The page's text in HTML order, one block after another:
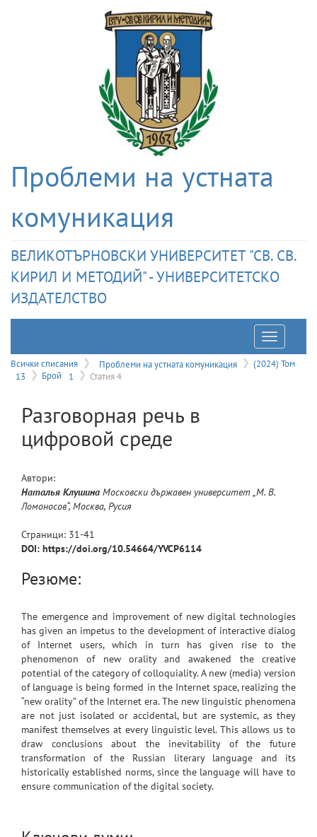
Проблеми на устната
комуникация
ВЕЛИКОТЪРНОВСКИ УНИВЕРСИТЕТ "СВ. СВ.
КИРИЛ И МЕТОДИЙ" - УНИВЕРСИТЕТСКО
ИЗДАТЕЛСТВО
Отваряне
на
Всички списания Проблеми на устната комуникация
(2024) Том
13
Брой 1 Статия 4
Разговорная речь в
цифровой среде
Автори:
Наталья Клушина Московски държавен университет „М. В.
Ломоносов“, Москва, Русия
Страници: 31-41
DOI: https://doi.org/10.54664/YVCP6114
Резюме:
The emergence and improvement of new digital technologies
has given an impetus to the development of interactive dialog
of Internet users, which in turn has given rise to the
phenomenon of new orality and awakened the creative
potential of the category of colloquiality. A new (media) version
of language is being formed in the Internet space, realizing the
“new orality” of the Internet era. The new linguistic phenomena
are not just isolated or accidental, but are systemic, as they
manifest themselves at every linguistic level. This allows us to
draw conclusions about the inevitability of the future
transformation of the Russian literary language and its
historically established norms, since the language will have to
ensure communication of the digital society.